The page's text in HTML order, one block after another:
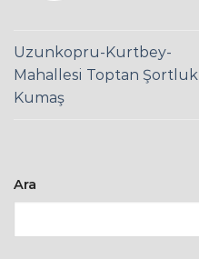
Uzunkopru-Kurtbey-
Mahallesi Toptan Şortluk
Kumaş
Ara